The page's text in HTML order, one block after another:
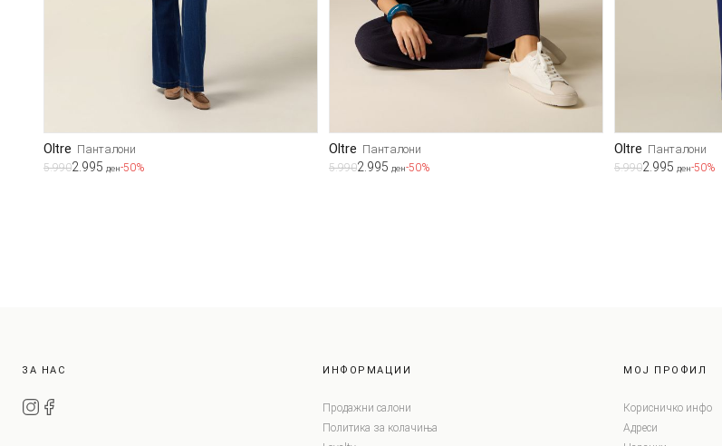
Oltre Панталони
5.9902.995 ден-50%
Oltre Панталони
5.9902.995 ден-50%
Oltre Панталони
5.9902.995 ден-50%
ЗА НАС ИНФОРМАЦИИ
Продажни салони
Политика за колачиња
МОЈ ПРОФИЛ
Корисничко инфо
Адреси